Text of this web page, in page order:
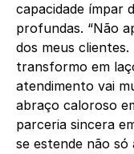
capacidade ímpar
profundas. “Não
dos meus
transformo em
atendimento vai
abraço caloroso
parceria sincera
se estende não